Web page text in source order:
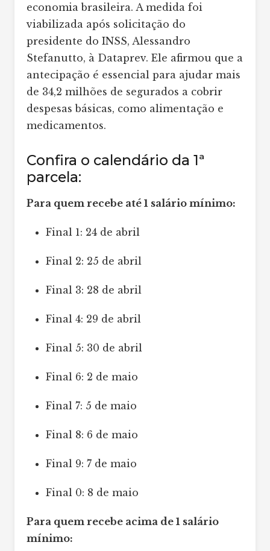
economia brasileira. A medida foi
viabilizada após solicitação do
presidente do INSS, Alessandro
Stefanutto, à Dataprev. Ele afirmou que a
antecipação é essencial para ajudar mais
de 34,2 milhões de segurados a cobrir
despesas básicas, como alimentação e
medicamentos.
Confira o calendário da 1ª
parcela:
Para quem recebe até 1 salário mínimo:
Final 1: 24 de abril
Final 2: 25 de abril
Final 3: 28 de abril
Final 4: 29 de abril
Final 5: 30 de abril
Final 6: 2 de maio
Final 7: 5 de maio
Final 8: 6 de maio
Final 9: 7 de maio
Final 0: 8 de maio
Para quem recebe acima de 1 salário
mínimo: